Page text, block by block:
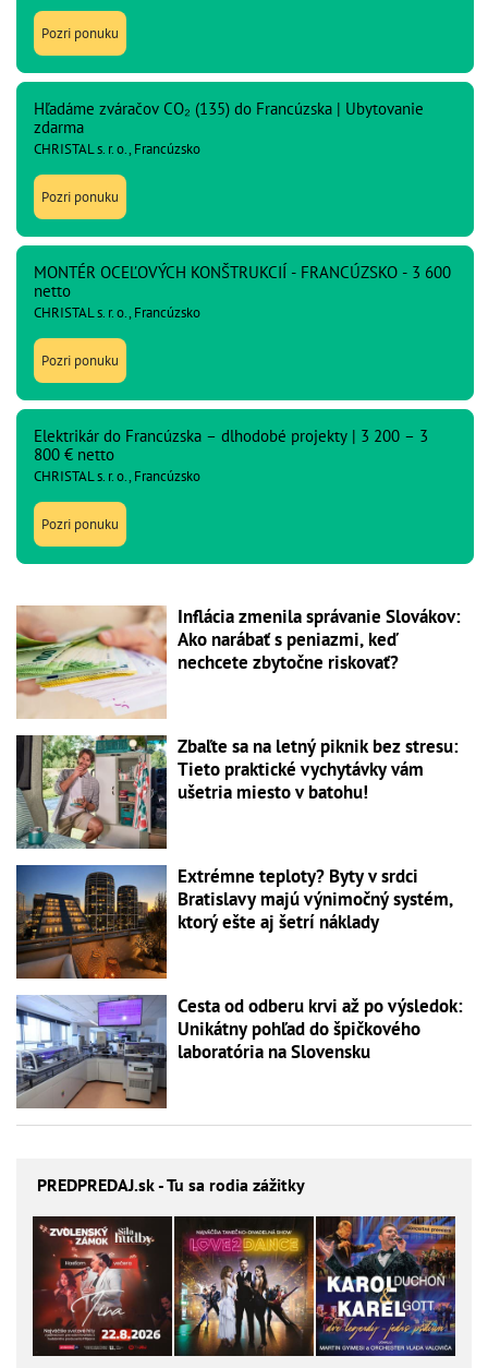
Pozri ponuku
Hľadáme zváračov CO₂ (135) do Francúzska | Ubytovanie
zdarma
CHRISTAL s. r. o., Francúzsko
Pozri ponuku
MONTÉR OCEĽOVÝCH KONŠTRUKCIÍ - FRANCÚZSKO - 3 600
netto
CHRISTAL s. r. o., Francúzsko
Pozri ponuku
Elektrikár do Francúzska – dlhodobé projekty | 3 200 – 3
800 € netto
CHRISTAL s. r. o., Francúzsko
Pozri ponuku
Inflácia zmenila správanie Slovákov:
Ako narábať s peniazmi, keď
nechcete zbytočne riskovať?
Zbaľte sa na letný piknik bez stresu:
Tieto praktické vychytávky vám
ušetria miesto v batohu!
Extrémne teploty? Byty v srdci
Bratislavy majú výnimočný systém,
ktorý ešte aj šetrí náklady
Cesta od odberu krvi až po výsledok:
Unikátny pohľad do špičkového
laboratória na Slovensku
PREDPREDAJ.sk - Tu sa rodia zážitky